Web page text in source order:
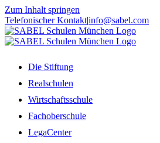
Zum Inhalt springen
Telefonischer Kontakt|info@sabel.com
Die Stiftung
Realschulen
Wirtschaftsschule
Fachoberschule
LegaCenter